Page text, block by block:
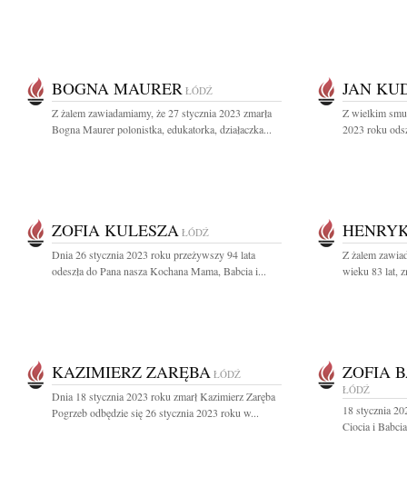
BOGNA MAURER ŁÓDŹ
Z żalem zawiadamiamy, że 27 stycznia 2023 zmarła
Bogna Maurer polonistka, edukatorka, działaczka...
JAN
Z wielkim
2023 roku
ZOFIA KULESZA ŁÓDŹ
Dnia 26 stycznia 2023 roku przeżywszy 94 lata
odeszła do Pana nasza Kochana Mama, Babcia i...
Z żalem
wieku 83 lat,
KAZIMIERZ ZARĘBA ŁÓDŹ
Dnia 18 stycznia 2023 roku zmarł Kazimierz Zaręba
Pogrzeb odbędzie się 26 stycznia 2023 roku w...
ZOFIA
ŁÓDŹ
18 stycznia
Ciocia i